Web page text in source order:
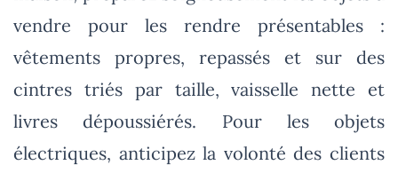
vendre pour les rendre présentables :
vêtements propres, repassés et sur des
cintres triés par taille, vaisselle nette et
livres dépoussiérés. Pour les objets
électriques, anticipez la volonté des clients